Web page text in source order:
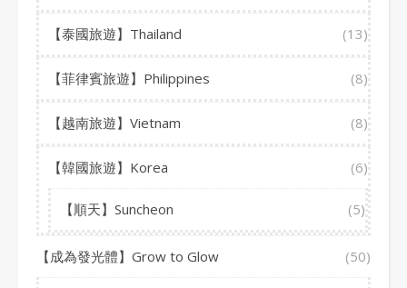
【泰國旅遊】Thailand (13)
【菲律賓旅遊】Philippines (8)
【越南旅遊】Vietnam (8)
【韓國旅遊】Korea (6)
【順天】Suncheon (5)
【成為發光體】Grow to Glow (50)